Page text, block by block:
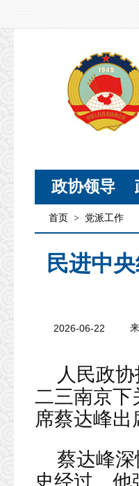
政协领导
首页 > 党派工作
民进中
2026-06-22
人民政
二三南京下
席蔡达峰出
蔡达峰
史经过。